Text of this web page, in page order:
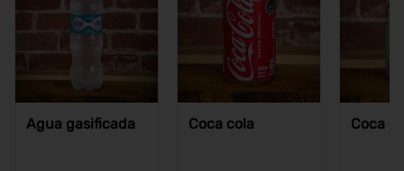
Agua gasificada Coca cola Coca